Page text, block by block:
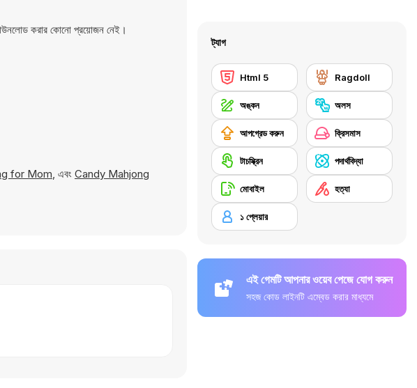
করার কোনো প্রয়োজন নেই।
for Mom, এবং Candy Mahjong
ট্যাগ
Html 5 Ragdoll
অঙ্কন অলস
আপগ্রেড করুন ক্রিসমাস
টাচস্ক্রিন পদার্থবিদ্যা
মোবাইল হত্যা
১ প্লেয়ার
এই গেমটি আপনার ওয়েব পেজে যোগ করুন
সহজ কোড লাইনটি এম্বেড করার মাধ্যমে